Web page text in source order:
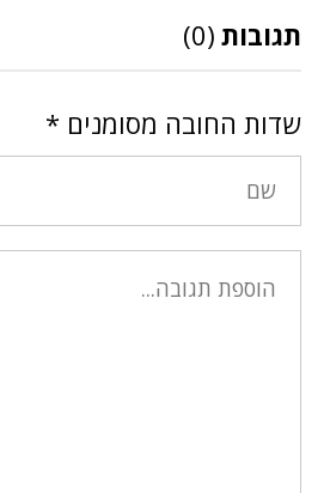
תגובות (0)
שדות החובה מסומנים *